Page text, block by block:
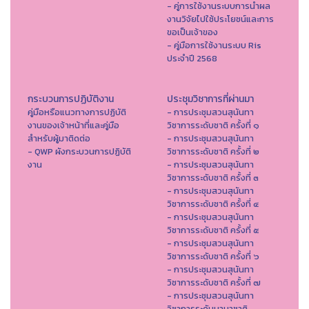
- คู่การใช้งานระบบการนำผล
งานวิจัยไปใช้ประโยชน์และการ
ขอเป็นเจ้าของ
- คู่มือการใช้งานระบบ Ris
ประจำปี 2568
กระบวนการปฏิบัติงาน
คู่มือหรือแนวทางการปฏิบัติ
งานของเจ้าหน้าที่และคู่มือ
สำหรับผู้มาติดต่อ
- QWP ผังกระบวนการปฏิบัติ
งาน
ประชุมวิชาการที่ผ่านมา
- การประชุมสวนสุนันทา
วิชาการระดับชาติ ครั้งที่ ๑
- การประชุมสวนสุนันทา
วิชาการระดับชาติ ครั้งที่ ๒
- การประชุมสวนสุนันทา
วิชาการระดับชาติ ครั้งที่ ๓
- การประชุมสวนสุนันทา
วิชาการระดับชาติ ครั้งที่ ๔
- การประชุมสวนสุนันทา
วิชาการระดับชาติ ครั้งที่ ๕
- การประชุมสวนสุนันทา
วิชาการระดับชาติ ครั้งที่ ๖
- การประชุมสวนสุนันทา
วิชาการระดับชาติ ครั้งที่ ๗
- การประชุมสวนสุนันทา